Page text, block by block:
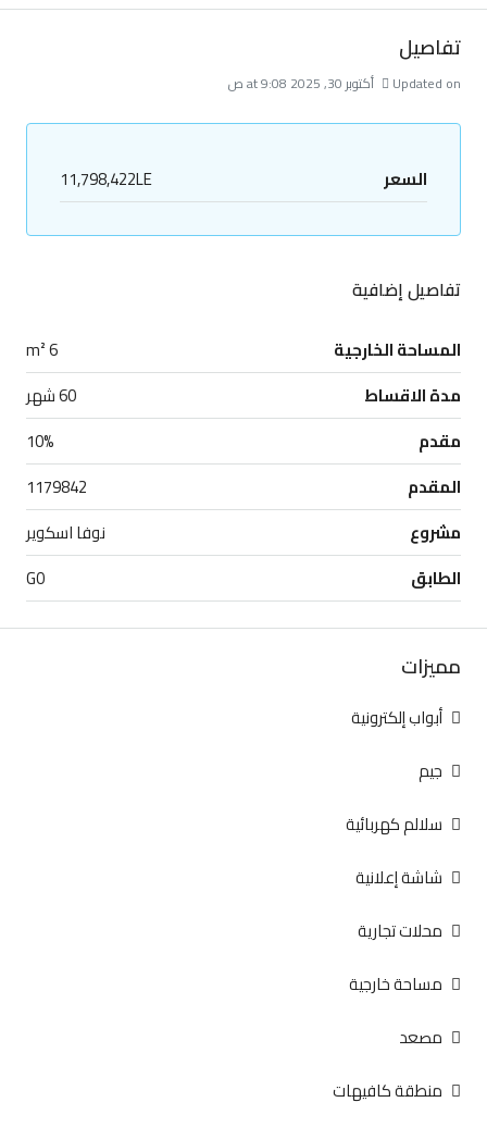
تفاصيل
Updated on أكتوبر 30, 2025 at 9:08 ص
السعر 11,798,422LE
تفاصيل إضافية
المساحة الخارجية
6 m²
مدة الاقساط
60 شهر
مقدم
10%
المقدم
1179842
مشروع
نوفا اسكوير
الطابق
G0
مميزات
أبواب إلكترونية
جيم
سلالم كهربائية
شاشة إعلانية
محلات تجارية
مساحة خارجية
مصعد
منطقة كافيهات